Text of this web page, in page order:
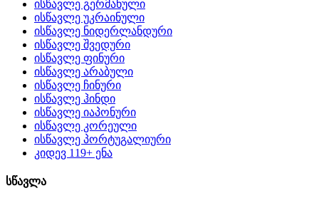
ისწავლე გერმანული
ისწავლე უკრაინული
ისწავლე ნიდერლანდური
ისწავლე შვედური
ისწავლე ფინური
ისწავლე არაბული
ისწავლე ჩინური
ისწავლე ჰინდი
ისწავლე იაპონური
ისწავლე კორეული
ისწავლე პორტუგალიური
კიდევ 119+ ენა
სწავლა